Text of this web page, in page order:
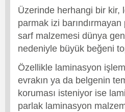
Üzerinde herhangi bir kir,
parmak izi
sarf malzemesi dünya
nedeniyle büyük beğeni
Özellikle laminasyon
evrakın ya da belgenin
koruması isteniyor ise
parlak laminasyon